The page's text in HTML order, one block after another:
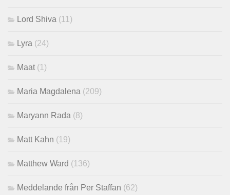
Lord Shiva (11)
Lyra (24)
Maat (1)
Maria Magdalena (209)
Maryann Rada (8)
Matt Kahn (19)
Matthew Ward (136)
Meddelande från Per Staffan (62)